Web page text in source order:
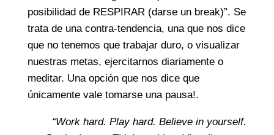
posibilidad de RESPIRAR (darse un break)”. Se
trata de una contra-tendencia, una que nos dice
que no tenemos que trabajar duro, o visualizar
nuestras metas, ejercitarnos diariamente o
meditar. Una opción que nos dice que
únicamente vale tomarse una pausa!.
“Work hard. Play hard. Believe in yourself.